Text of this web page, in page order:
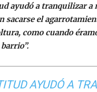
ayudó a tranquilizar a
sacarse el
como cuando
AYUDÓ A